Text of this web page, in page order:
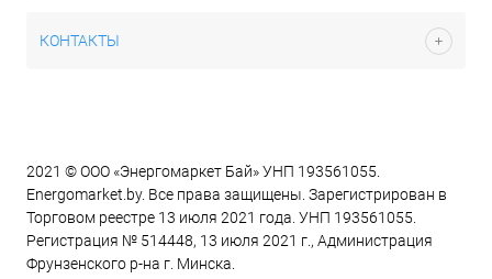
КОНТАКТЫ
2021 © ООО «Энергомаркет Бай» УНП 193561055.
Energomarket.by. Все права защищены. Зарегистрирован в
Торговом реестре 13 июля 2021 года. УНП 193561055.
Регистрация № 514448, 13 июля 2021 г., Администрация
Фрунзенского р-на г. Минска.